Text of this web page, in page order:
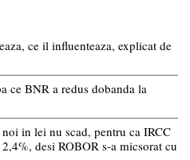
ce il influenteaza, explicat de
ce BNR a redus dobanda la
in lei nu scad, pentru ca IRCC
desi ROBOR s-a micsorat cu